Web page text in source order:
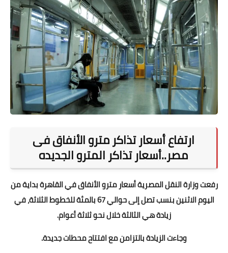
سيارات
علوم وتكنولوجيا
تعليم
وظائف خالية
عروض
ارتفاع أسعار تذاكر مترو الأنفاق فى
مصر..أسعار تذاكر المترو الجديده
رفعت وزارة النقل المصرية أسعار مترو الأنفاق في القاهرة بداية من
اليوم الاثنين بنسب تصل إلى حوالي 67 بالمئة للخطوط الثلاثة، في
زيادة هي الثالثة خلال نحو ثلاثة أعوام.
وجاءت الزيادة بالتزامن مع افتتاح محطات جديدة.